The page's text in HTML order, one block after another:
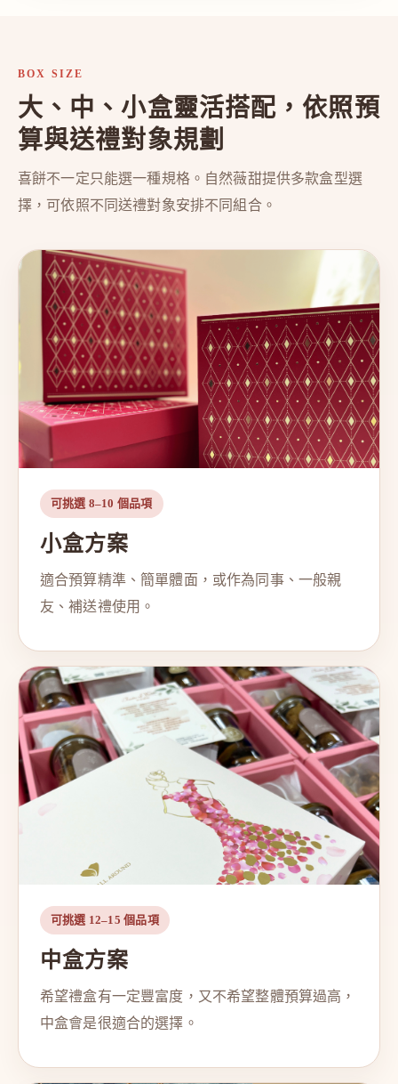
BOX SIZE
大、中、小盒靈活搭配，依照預
算與送禮對象規劃
喜餅不一定只能選一種規格。自然薇甜提供多款盒型選
擇，可依照不同送禮對象安排不同組合。
可挑選 8–10 個品項
小盒方案
適合預算精準、簡單體面，或作為同事、一般親
友、補送禮使用。
可挑選 12–15 個品項
中盒方案
希望禮盒有一定豐富度，又不希望整體預算過高，
中盒會是很適合的選擇。